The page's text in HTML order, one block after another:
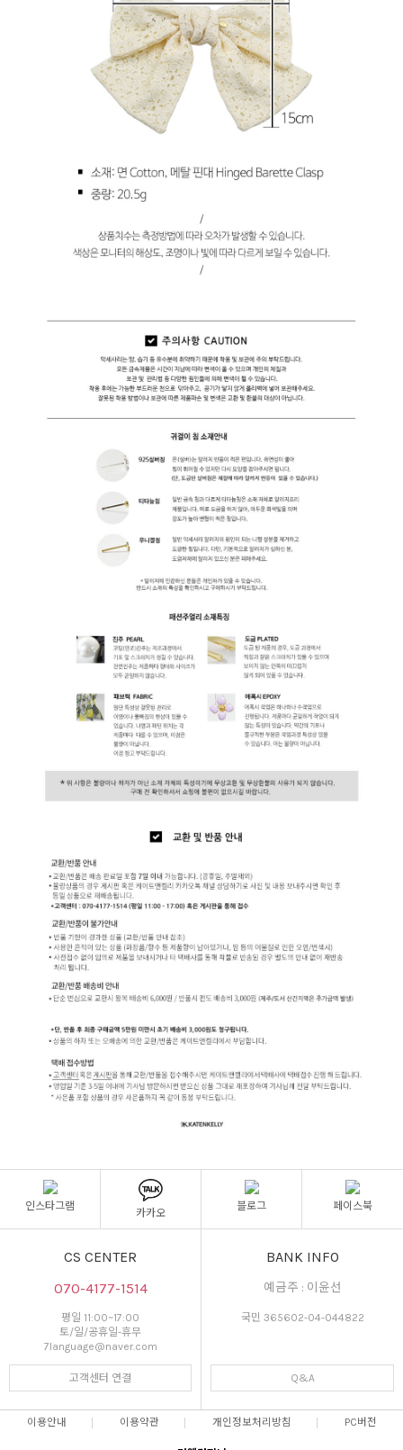
인스타그램
카카오
블로그 페이스북
CS CENTER
070-4177-1514
평일 11:00~17:00
토/일/공휴일-휴무
7language@naver.com
고객센터 연결
BANK INFO
예금주 : 이윤선
국민 365602-04-044822
Q&A
이용안내 이용약관 개인정보처리방침 PC버전